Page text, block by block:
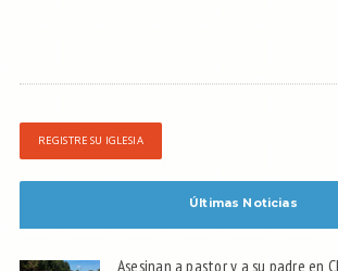
REGISTRE SU IGLESIA
Últimas Noticias
Asesinan a pastor y a su padre en